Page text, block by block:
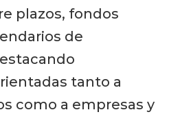
plazos, fondos
de
tanto a
como a empresas y